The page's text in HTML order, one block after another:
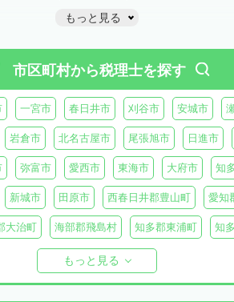
もっと見る
市区町村から税理士を探す
一宮市 春日井市 刈谷市 安城市
岩倉市 北名古屋市 尾張旭市 日進市
弥富市 愛西市 東海市 大府市 知
新城市 田原市 西春日井郡豊山町 愛知
大治町 海部郡飛島村 知多郡東浦町 知
北設楽郡設楽町
もっと見る